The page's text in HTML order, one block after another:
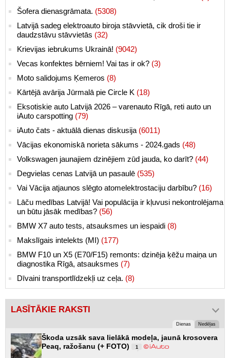
Šofera dienasgrāmata. (5308)
Latvijā sadeg elektroauto biroja stāvvietā, cik droši tie ir
daudzstāvu stāvvietās (32)
Krievijas iebrukums Ukrainā! (9042)
Vecas konfektes bērniem! Vai tas ir ok? (3)
Moto salidojums Ķemeros (8)
Kārtējā avārija Jūrmalā pie Circle K (18)
Eksotiskie auto Latvijā 2026 – varenauto Rīgā, reti auto un
iAuto carspotting (79)
iAuto čats - aktuālā dienas diskusija (6011)
Vācijas ekonomiskā norieta sākums - 2024.gads (48)
Volkswagen jaunajiem dzinējiem zūd jauda, ko darīt? (44)
Degvielas cenas Latvijā un pasaulē (535)
Vai Vācija atjaunos slēgto atomelektrostaciju darbību? (16)
Lāču medības Latvijā! Vai populācija ir kļuvusi nekontrolējama
un būtu jāsāk medības? (56)
BMW X7 auto tests, atsauksmes un iespaidi (8)
Makslīgais intelekts (MI) (177)
BMW F10 un X5 (E70/F15) remonts: dzinēja ķēžu maiņa un
diagnostika Rīgā, atsauksmes (7)
Dīvaini transportlīdzekļi uz ceļa. (8)
LASĪTĀKIE RAKSTI
Dienas Nedēļas
Škoda uzsāk sava lielākā modeļa, jaunā krosovera
Peaq, ražošanu (+ FOTO)
1